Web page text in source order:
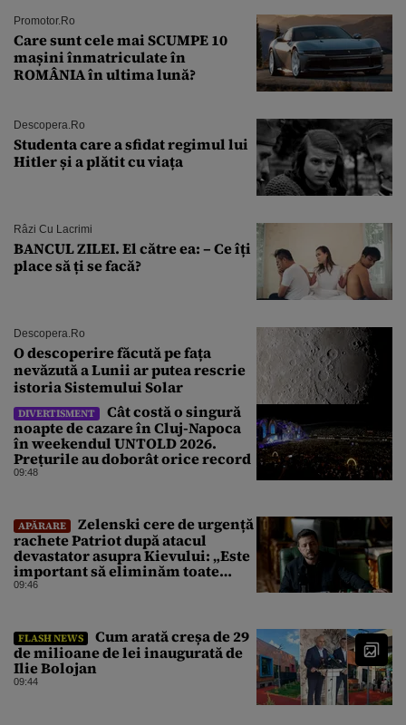
Promotor.ro
Care sunt cele mai SCUMPE 10
mașini înmatriculate în
ROMÂNIA în ultima lună?
Descopera.ro
Studenta care a sfidat regimul lui
Hitler și a plătit cu viața
Râzi Cu Lacrimi
BANCUL ZILEI. El către ea: – Ce îți
place să ți se facă?
Descopera.ro
O descoperire făcută pe fața
nevăzută a Lunii ar putea rescrie
istoria Sistemului Solar
DIVERTISMENT
Cât costă o singură
noapte de cazare în Cluj-Napoca
în weekendul UNTOLD 2026.
Prețurile au doborât orice record
09:48
APĂRARE
Zelenski cere de urgență
rachete Patriot după atacul
devastator asupra Kievului: „Este
important să eliminăm toate
birocrațiile”
09:46
FLASH NEWS
Cum arată creșa de 29
de milioane de lei inaugurată de
Ilie Bolojan
09:44